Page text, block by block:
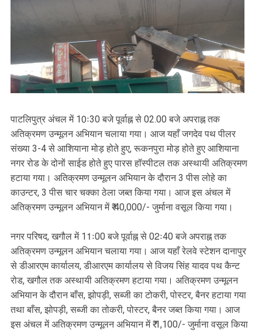
पाटलिपुत्र अंचल में 10ः30 बजे पूर्वाह्न से 02.00 बजे अपराह्न तक
अतिक्रमण उन्मूलन अभियान चलाया गया। आज यहाँ जगदेव पथ पीलर
संख्या 3-4 से आशियाना मोड़ होते हुए, रूकनपुरा मोड़ होते हुए आशियाना
नगर रोड के दोनों साईड होते हुए पारस हॉस्पीटल तक अस्थायी अतिक्रमण
हटाया गया। अतिक्रमण उन्मूलन अभियान के दौरान 3 पीस लोहे का
काउन्टर, 3 पीस चार चक्का ठेला जब्त किया गया। आज इस अंचल में
अतिक्रमण उन्मूलन अभियान में ₹ 40,000/- जुर्माना वसूल किया गया।
नगर परिषद, खगौल में 11ः00 बजे पूर्वाह्न से 02ः40 बजे अपराह्न तक
अतिक्रमण उन्मूलन अभियान चलाया गया। आज यहाँ रेलवे स्टेशन दानापुर
से डीआरएम कार्यालय, डीआरएम कार्यालय से विजय सिंह यादव पथ कैन्ट
रोड, खगौल तक अस्थायी अतिक्रमण हटाया गया। अतिक्रमण उन्मूलन
अभियान के दौरान बाँस, झोपड़ी, सब्जी का टोकरी, पोस्टर, बैनर हटाया गया
तथा बाँस, झोपड़ी, सब्जी का तोकरी, पोस्टर, बैनर जब्त किया गया। आज
इस अंचल में अतिक्रमण उन्मूलन अभियान में ₹ 1,100/- जुर्माना वसूल किया